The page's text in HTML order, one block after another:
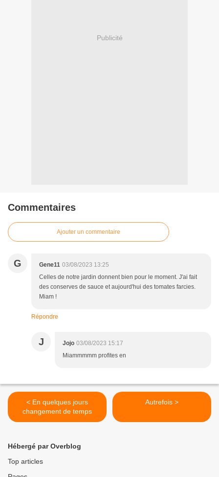
Publicité
Commentaires
Ajouter un commentaire
G Gene11 03/08/2023 13:25
Celles de notre jardin donnent bien pour le moment. J'ai fait
des conserves de sauce et aujourd'hui des tomates farcies.
Miam !
Répondre
J Jojo 03/08/2023 15:17
Miammmmm profites en
< En quelques jours
changement de temps
Autrefois >
Hébergé par Overblog
Top articles